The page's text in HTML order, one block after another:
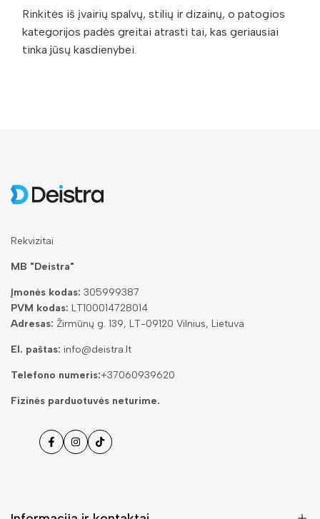
Rinkitės iš įvairių spalvų, stilių ir dizainų, o patogios
kategorijos padės greitai atrasti tai, kas geriausiai
tinka jūsų kasdienybei.
Rekvizitai
MB "Deistra"
Įmonės kodas: 305999387
PVM kodas: LT100014728014
Adresas: Žirmūnų g. 139, LT-09120 Vilnius, Lietuva
El. paštas: info@deistra.lt
Telefono numeris:+37060939620
Fizinės parduotuvės neturime.
FacebookInstagramas
Tiktok